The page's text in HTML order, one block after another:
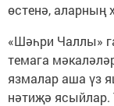
өстенә, аларның
«Шәһри Чаллы»
темага
язмалар аша үз
нәтиҗә